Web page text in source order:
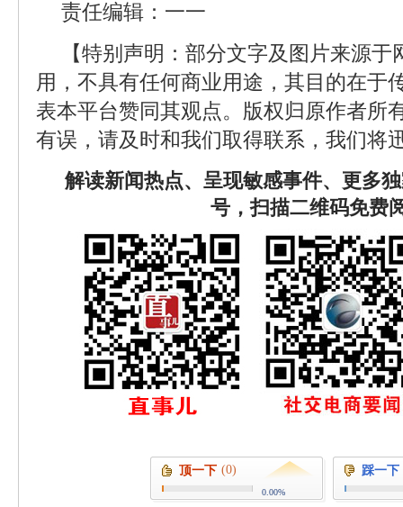
责任编辑：一一
【特别声明：部分文字及图片来源
用，不具有任何商业用途，其目的在于
表本平台赞同其观点。版权归原作者所
有误，请及时和我们取得联系，我们将
解读新闻热点、呈现敏感事件、更多
号，扫描二维码免费
顶一下 (0)
0.00%
踩一下